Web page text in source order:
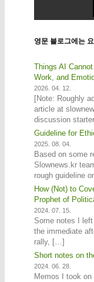
영문 블로그에는
Things AI
Work, and
2026. 04. 12.
[Note: Roughly
article at
discussion
Guideline for
2025. 08. 04.
Based on some
Slownews.kr
rough guideline
How (Not) to
Prophet of
2024. 07. 15.
Some notes I
the immediate
rally, […]
Short notes on
2024. 06. 28.
Memos I took